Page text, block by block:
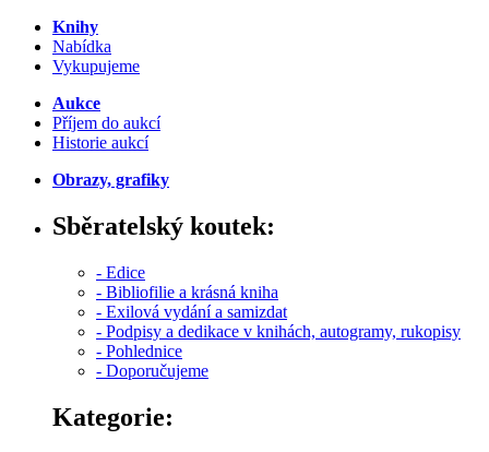
Knihy
Nabídka
Vykupujeme
Aukce
Příjem do aukcí
Historie aukcí
Obrazy, grafiky
Sběratelský koutek:
- Edice
- Bibliofilie a krásná kniha
- Exilová vydání a samizdat
- Podpisy a dedikace v knihách, autogramy, rukopisy
- Pohlednice
- Doporučujeme
Kategorie: